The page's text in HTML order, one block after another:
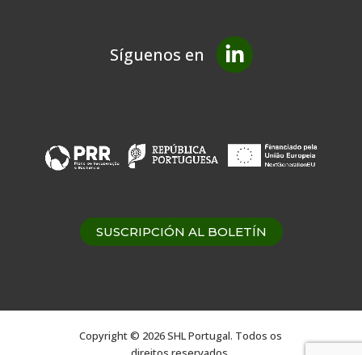
Síguenos en
SUSCRIPCIÓN AL BOLETÍN
Copyright © 2026 SHL Portugal. Todos os